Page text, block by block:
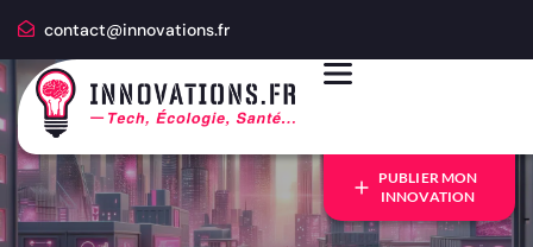
contact@innovations.fr
PUBLIER MON
INNOVATION